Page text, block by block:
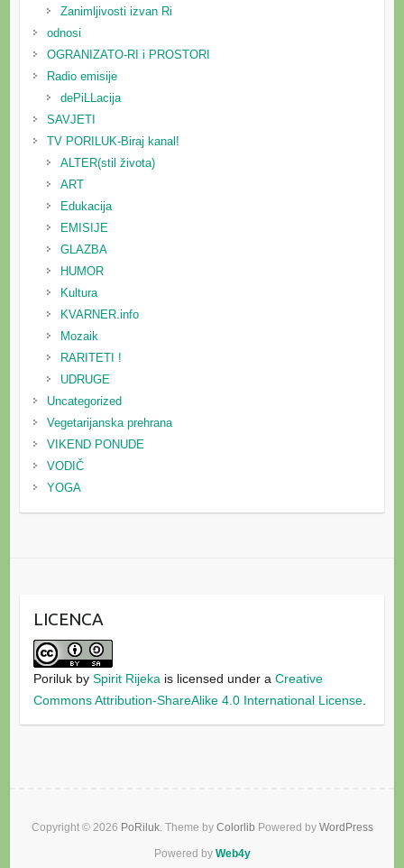
Zanimljivosti izvan Ri
odnosi
OGRANIZATO-RI i PROSTORI
Radio emisije
dePiLLacija
SAVJETI
TV PORILUK-Biraj kanal!
ALTER(stil života)
ART
Edukacija
EMISIJE
GLAZBA
HUMOR
Kultura
KVARNER.info
Mozaik
RARITETI !
UDRUGE
Uncategorized
Vegetarijanska prehrana
VIKEND PONUDE
VODIČ
YOGA
LICENCA
Porilukby Spirit Rijeka is licensed under a Creative
Commons Attribution-ShareAlike 4.0 International License.
Copyright © 2026 PoRiluk. Theme by Colorlib Powered by WordPress
Powered by Web4y